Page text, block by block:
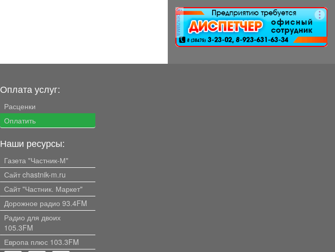
реклама
Оплата услуг:
Расценки
Оплатить
Наши ресурсы:
Газета "Частник-М"
Сайт chastnik-m.ru
Сайт "Частник. Маркет"
Дорожное радио 93.4FM
Радио для двоих
105.3FM
Европа плюс 103.3FM